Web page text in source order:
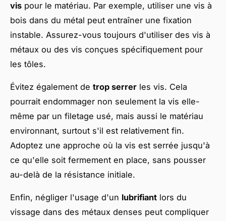
vis pour le matériau. Par exemple, utiliser une vis à
bois dans du métal peut entraîner une fixation
instable. Assurez-vous toujours d'utiliser des vis à
métaux ou des vis conçues spécifiquement pour
les tôles.
Évitez également de trop serrer les vis. Cela
pourrait endommager non seulement la vis elle-
même par un filetage usé, mais aussi le matériau
environnant, surtout s'il est relativement fin.
Adoptez une approche où la vis est serrée jusqu'à
ce qu'elle soit fermement en place, sans pousser
au-delà de la résistance initiale.
Enfin, négliger l'usage d'un lubrifiant lors du
vissage dans des métaux denses peut compliquer